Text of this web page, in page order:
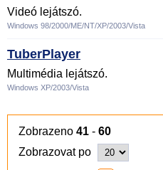
Videó lejátszó.
Windows 98/2000/ME/NT/XP/2003/Vista
TuberPlayer
Multimédia lejátszó.
Windows XP/2003/Vista
Zobrazeno 41 - 60
Zobrazovat po